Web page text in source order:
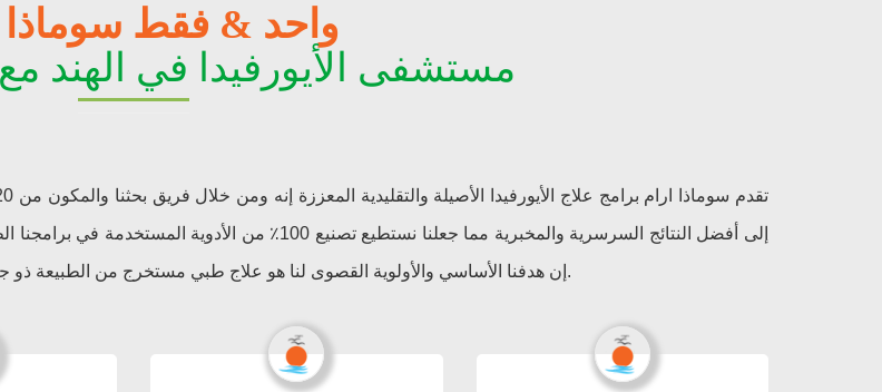
واحد & فقط سوماذا
مستشفى الأيورفيدا في الهند
إلى أفضل النتائج السرسرية والمخبرية مما جعلنا نستطيع
إن هدفنا الأساسي والأولوية القصوى لنا هو علاج طبي مستخرج من الطبيعة ذو جودة عالية بالإضافة لتجربة طبية فائقة يتلاقاها عملائنا بكل حب وترحاب.